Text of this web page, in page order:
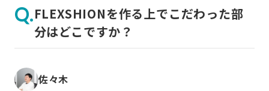
FLEXSHIONを作る上でこだわった部
分はどこですか？
佐々木